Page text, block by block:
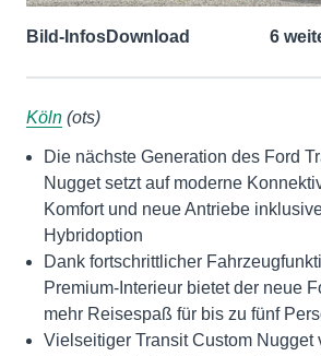
Bild-InfosDownload 6
Köln (ots)
Die nächste Generation des Ford
Nugget setzt auf moderne
Komfort und neue Antriebe
Hybridoption
Dank fortschrittlicher
Premium-Interieur bietet der neue
mehr Reisespaß für bis zu fünf
Vielseitiger Transit Custom Nugget